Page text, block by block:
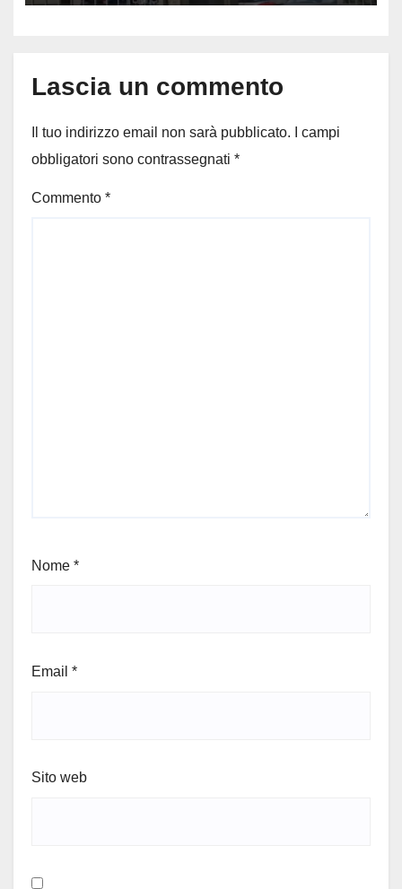
Lascia un commento
Il tuo indirizzo email non sarà pubblicato.
I campi
obbligatori sono contrassegnati *
Commento *
Nome *
Email *
Sito web